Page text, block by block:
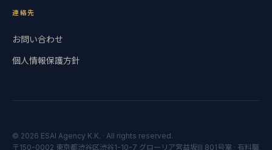
連絡先
お問い合わせ
個人情報保護方針
© 2026 ESAI Agency K.K. · All rights reserved.
〒150-0002 東京都渋谷区渋谷1-10-7 グローリア宮益坂III 801号室 · 有料職